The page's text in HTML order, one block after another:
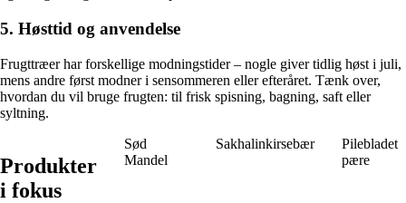
5. Høsttid og anvendelse
Frugttræer har forskellige modningstider – nogle giver tidlig høst i juli,
mens andre først modner i sensommeren eller efteråret. Tænk over,
hvordan du vil bruge frugten: til frisk spisning, bagning, saft eller
syltning.
Produkter
i fokus
Sød
Mandel
Sakhalinkirsebær
Pilebladet
pære